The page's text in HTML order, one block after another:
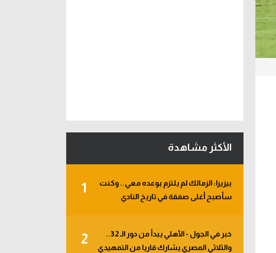
الأكثر مشاهدة
1
بيزيرا: الزمالك لم يلتزم بوعده معي.. وكنت
سأصبح أغلى صفقة في تاريخ النادي
2
خبر في الجول - الأهلي يبدأ من دور الـ 32..
والثلاثي المصري يشارك قاريا من التمهيدي